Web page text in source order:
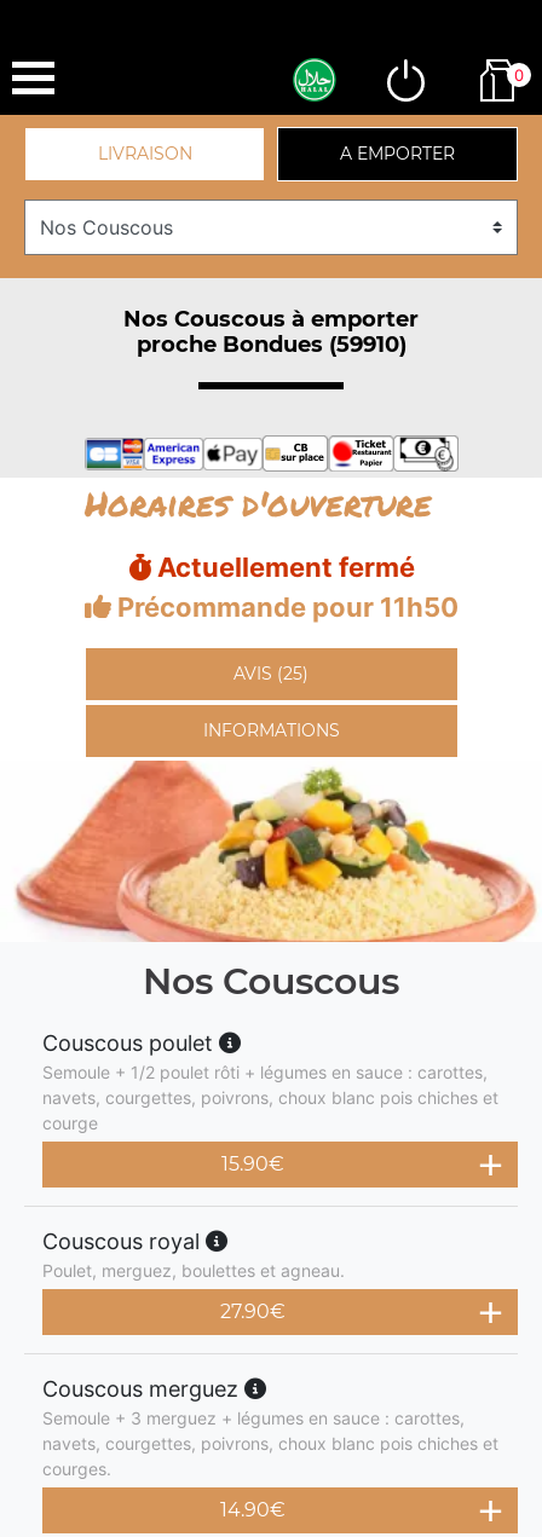
0
LIVRAISON A EMPORTER
Nos Couscous à emporter
proche Bondues (59910)
Horaires d'ouverture
Actuellement fermé
Précommande pour 11h50
AVIS (25)
INFORMATIONS
Nos Couscous
Couscous poulet
Semoule + 1/2 poulet rôti + légumes en sauce : carottes,
navets, courgettes, poivrons, choux blanc pois chiches et
courge
15.90€
Couscous royal
Poulet, merguez, boulettes et agneau.
27.90€
Couscous merguez
Semoule + 3 merguez + légumes en sauce : carottes,
navets, courgettes, poivrons, choux blanc pois chiches et
courges.
14.90€